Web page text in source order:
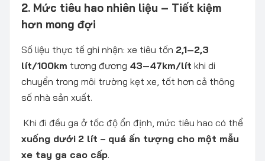
2. Mức tiêu hao nhiên liệu – Tiết kiệm
hơn mong đợi
Số liệu thực tế ghi nhận: xe tiêu tốn 2,1–2,3
lít/100km tương đương 43–47km/lít khi di
chuyển trong môi trường kẹt xe, tốt hơn cả thông
số nhà sản xuất.
Khi đi đều ga ở tốc độ ổn định, mức tiêu hao có thể
xuống dưới 2 lít – quá ấn tượng cho một mẫu
xe tay ga cao cấp.